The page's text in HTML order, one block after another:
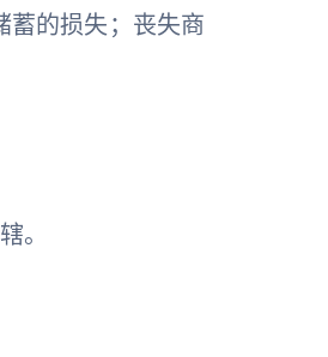
蓄的损失；丧失商
。